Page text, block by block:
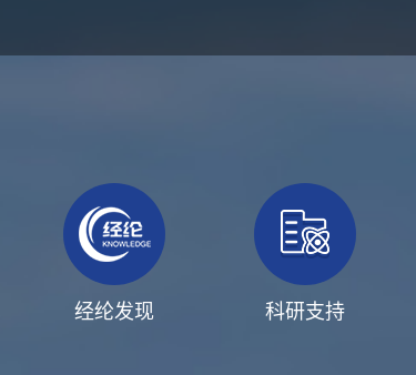
经纶发现 科研支持